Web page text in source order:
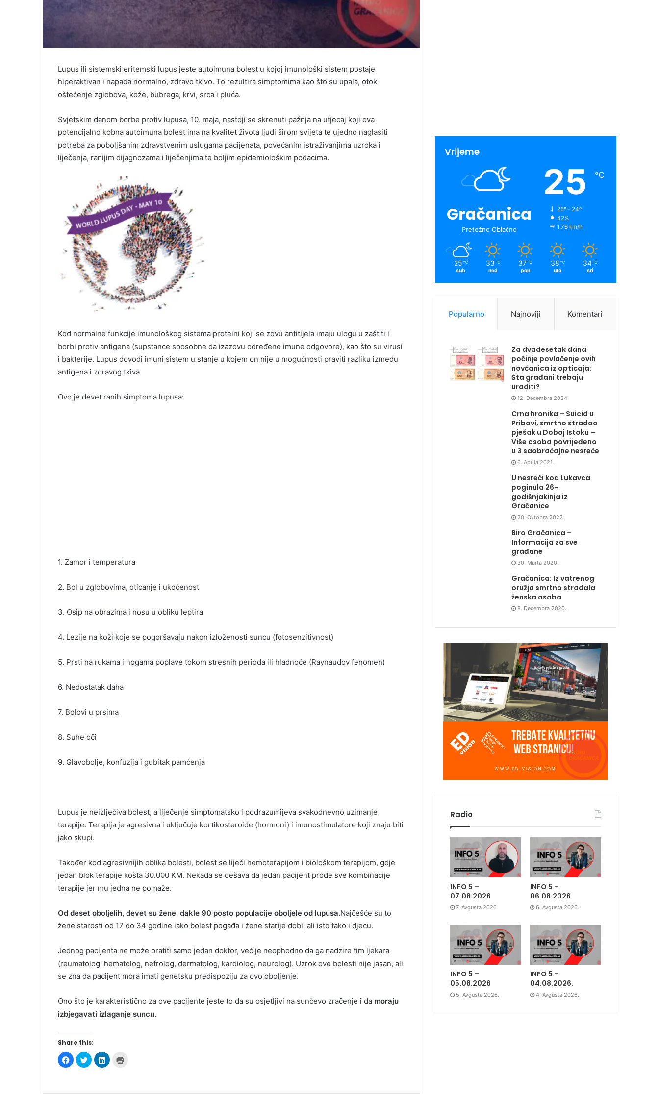
Lupus ili sistemski eritemski lupus jeste autoimuna bolest u kojoj imunološki sistem postaje
hiperaktivan i napada normalno, zdravo tkivo. To rezultira simptomima kao što su upala, otok i
oštećenje zglobova, kože, bubrega, krvi, srca i pluća.
Svjetskim danom borbe protiv lupusa, 10. maja, nastoji se skrenuti pažnja na utjecaj koji ova
potencijalno kobna autoimuna bolest ima na kvalitet života ljudi širom svijeta te ujedno naglasiti
potreba za poboljšanim zdravstvenim uslugama pacijenata, povećanim istraživanjima uzroka i
liječenja, ranijim dijagnozama i liječenjima te boljim epidemiološkim podacima.
Kod normalne funkcije imunološkog sistema proteini koji se zovu antitijela imaju ulogu u zaštiti i
borbi protiv antigena (supstance sposobne da izazovu određene imune odgovore), kao što su virusi
i bakterije. Lupus dovodi imuni sistem u stanje u kojem on nije u mogućnosti praviti razliku između
antigena i zdravog tkiva.
Ovo je devet ranih simptoma lupusa:
1. Zamor i temperatura
2. Bol u zglobovima, oticanje i ukočenost
3. Osip na obrazima i nosu u obliku leptira
4. Lezije na koži koje se pogoršavaju nakon izloženosti suncu (fotosenzitivnost)
5. Prsti na rukama i nogama poplave tokom stresnih perioda ili hladnoće (Raynaudov fenomen)
6. Nedostatak daha
7. Bolovi u prsima
8. Suhe oči
9. Glavobolje, konfuzija i gubitak pamćenja
Lupus je neizlječiva bolest, a liječenje simptomatsko i podrazumijeva svakodnevno uzimanje
terapije. Terapija je agresivna i uključuje kortikosteroide (hormoni) i imunostimulatore koji znaju biti
jako skupi.
Također kod agresivnijih oblika bolesti, bolest se liječi hemoterapijom i biološkom terapijom, gdje
jedan blok terapije košta 30.000 KM. Nekada se dešava da jedan pacijent prođe sve kombinacije
terapije jer mu jedna ne pomaže.
Od deset oboljelih, devet su žene, dakle 90 posto populacije oboljele od lupusa.Najčešće su to
žene starosti od 17 do 34 godine iako bolest pogađa i žene starije dobi, ali isto tako i djecu.
Jednog pacijenta ne može pratiti samo jedan doktor, već je neophodno da ga nadzire tim ljekara
(reumatolog, hematolog, nefrolog, dermatolog, kardiolog, neurolog). Uzrok ove bolesti nije jasan, ali
se zna da pacijent mora imati genetsku predispoziju za ovo oboljenje.
Ono što je karakteristično za ove pacijente jeste to da su osjetljivi na sunčevo zračenje i da moraju
izbjegavati izlaganje suncu.
Share this:
C
l
o
C
l
o
C
l
o o
Vrijeme
Gračanica
Pretežno Oblačno
25 ℃
25º - 24º
42%
1.76 km/h
25 ℃
sub
33 ℃
ned
37 ℃
pon
38 ℃
uto
34 ℃
sri
Popularno Najnoviji Komentari
Za dvadesetak dana
počinje povlačenje ovih
novčanica iz opticaja:
Šta građani trebaju
uraditi?
12. Decembra 2024.
Crna hronika – Suicid u
Pribavi, smrtno stradao
pješak u Doboj Istoku –
Više osoba povrijeđeno
u 3 saobraćajne nesreće
6. Aprila 2021.
U nesreći kod Lukavca
poginula 26-
godišnjakinja iz
Gračanice
20. Oktobra 2022.
Biro Gračanica –
Informacija za sve
građane
30. Marta 2020.
Gračanica: Iz vatrenog
oružja smrtno stradala
ženska osoba
8. Decembra 2020.
Radio
INFO 5 –
07.08.2026
7. Avgusta 2026.
INFO 5 –
06.08.2026.
6. Avgusta 2026.
INFO 5 –
05.08.2026
5. Avgusta 2026.
INFO 5 –
04.08.2026.
4. Avgusta 2026.